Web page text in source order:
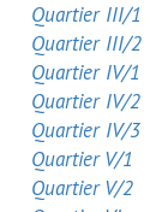
Quartier III/1
Quartier III/2
Quartier IV/1
Quartier IV/2
Quartier IV/3
Quartier V/1
Quartier V/2